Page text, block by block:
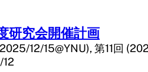
研究会開催計画
12/15@YNU), 第11回